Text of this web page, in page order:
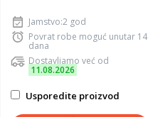
Jamstvo:2 god
Povrat robe moguć unutar 14
dana
Dostavljamo već od
11.08.2026
Usporedite proizvod